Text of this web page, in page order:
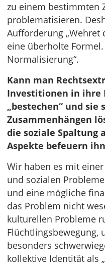
zu einem bestimmten
problematisieren.
Aufforderung „Wehret
eine überholte
Normalisierung“.
Kann man
Investitionen in ihre
„bestechen“ und sie
Zusammenhängen
die soziale Spaltung
Aspekte befeuern
Wir haben es mit
und sozialen
und eine mögliche
das Problem nicht
kulturellen Probleme
Flüchtlingsbewegung,
besonders
kollektive Identität als